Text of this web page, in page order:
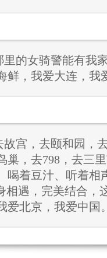
里的女骑警能有我
鲜，我爱大连，我
故宫，去颐和园，
巢，去798，去三
喝着豆汁、听着相
相遇，完美结合，
爱北京，我爱中国